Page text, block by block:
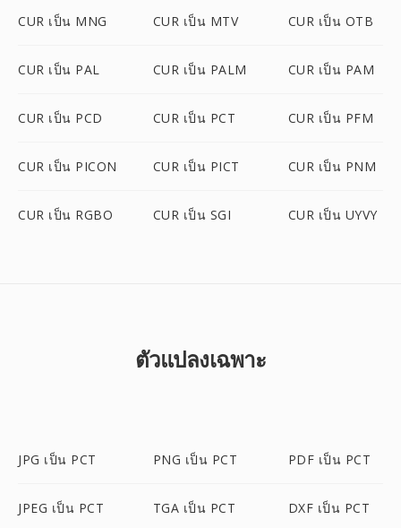
CUR เป็น MNG CUR เป็น MTV CUR เป็น OTB
CUR เป็น PAL CUR เป็น PALM CUR เป็น PAM
CUR เป็น PCD CUR เป็น PCT CUR เป็น PFM
CUR เป็น PICON CUR เป็น PICT CUR เป็น PNM
CUR เป็น RGBO CUR เป็น SGI CUR เป็น UYVY
ตัวแปลงเฉพาะ
JPG เป็น PCT PNG เป็น PCT PDF เป็น PCT
JPEG เป็น PCT TGA เป็น PCT DXF เป็น PCT